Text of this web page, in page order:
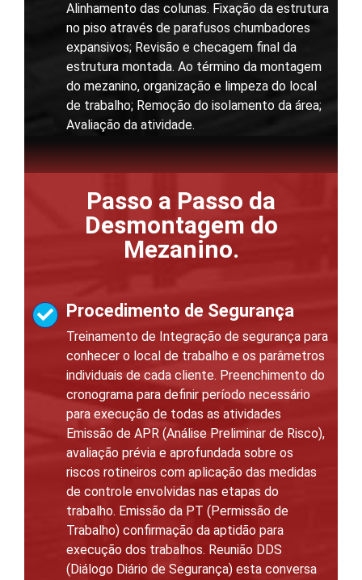
Alinhamento das colunas. Fixação da estrutura
no piso através de parafusos chumbadores
expansivos; Revisão e checagem final da
estrutura montada. Ao término da montagem
do mezanino, organização e limpeza do local
de trabalho; Remoção do isolamento da área;
Avaliação da atividade.
Passo a Passo da
Desmontagem do
Mezanino.
Procedimento de Segurança
Treinamento de Integração de segurança para
conhecer o local de trabalho e os parâmetros
individuais de cada cliente. Preenchimento do
cronograma para definir período necessário
para execução de todas as atividades
Emissão de APR (Análise Preliminar de Risco),
avaliação prévia e aprofundada sobre os
riscos rotineiros com aplicação das medidas
de controle envolvidas nas etapas do
trabalho. Emissão da PT (Permissão de
Trabalho) confirmação da aptidão para
execução dos trabalhos. Reunião DDS
(Diálogo Diário de Segurança) esta conversa